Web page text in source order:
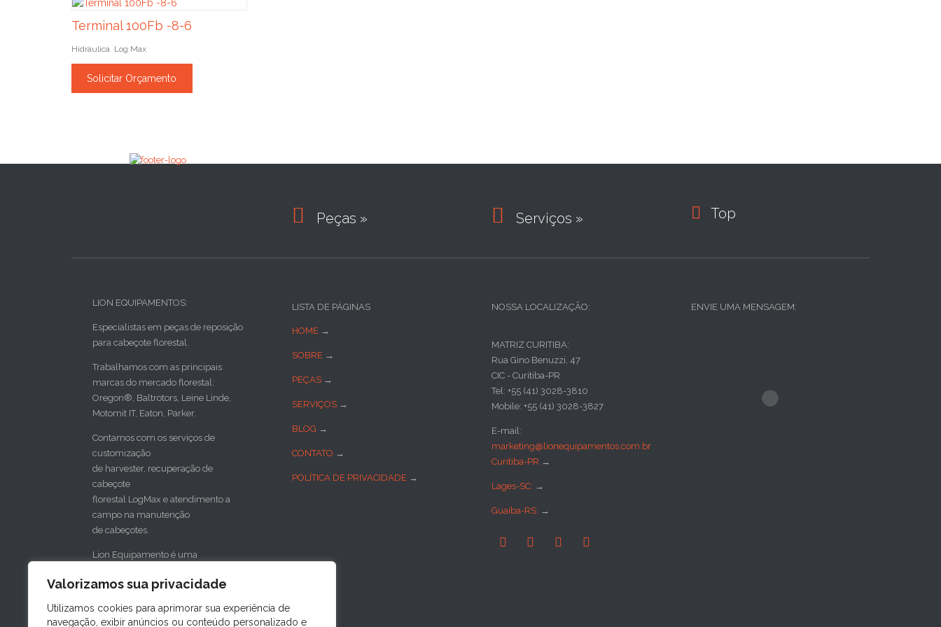
Valorizamos sua privacidade
Utilizamos cookies para aprimorar sua experiência de
navegação, exibir anúncios ou conteúdo personalizado e
Terminal 100Fb -8-6
Hidráulica Log Max
Solicitar Orçamento
 Peças »  Serviços »  Top
LION EQUIPAMENTOS:
Especialistas em peças de reposição
para cabeçote florestal.
Trabalhamos com as principais
marcas do mercado florestal:
Oregon®, Baltrotors, Leine Linde,
Motomit IT, Eaton, Parker.
Contamos com os serviços de
customização
de harvester, recuperação de
cabeçote
florestal LogMax e atendimento a
campo na manutenção
de cabeçotes.
Lion Equipamento é uma
sueco SP Maskiner
LISTA DE PÁGINAS
HOME →
SOBRE →
PEÇAS →
SERVIÇOS →
BLOG →
CONTATO →
POLÍTICA DE PRIVACIDADE →
NOSSA LOCALIZAÇÃO:
MATRIZ CURITIBA:
Rua Gino Benuzzi, 47
CIC - Curitiba-PR
Tel: +55 (41) 3028-3810
Mobile: +55 (41) 3028-3827
E-mail:
marketing@lionequipamentos.com.br
Curitiba-PR →
Lages-SC: →
Guaíba-RS: →
   
ENVIE UMA MENSAGEM: